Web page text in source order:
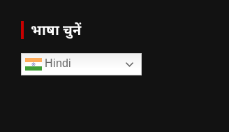
भाषा चुनें
Hindi